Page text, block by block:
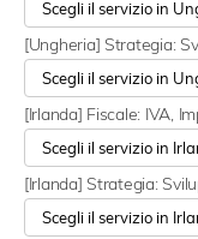
[Ungheria] Strategia:
[Irlanda] Fiscale: IVA,
[Irlanda] Strategia: